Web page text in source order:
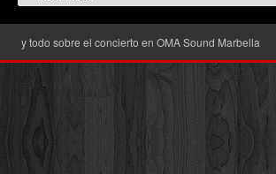
sobre el concierto en OMA Sound Marbella